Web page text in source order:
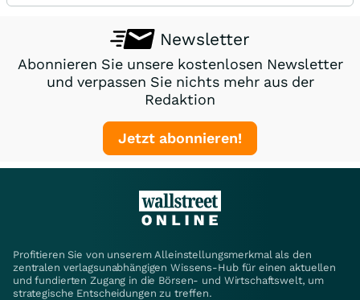
Newsletter
Abonnieren Sie unsere kostenlosen Newsletter
und verpassen Sie nichts mehr aus der
Redaktion
Jetzt abonnieren!
Profitieren Sie von unserem Alleinstellungsmerkmal als den
zentralen verlagsunabhängigen Wissens-Hub für einen aktuellen
und fundierten Zugang in die Börsen- und Wirtschaftswelt, um
strategische Entscheidungen zu treffen.